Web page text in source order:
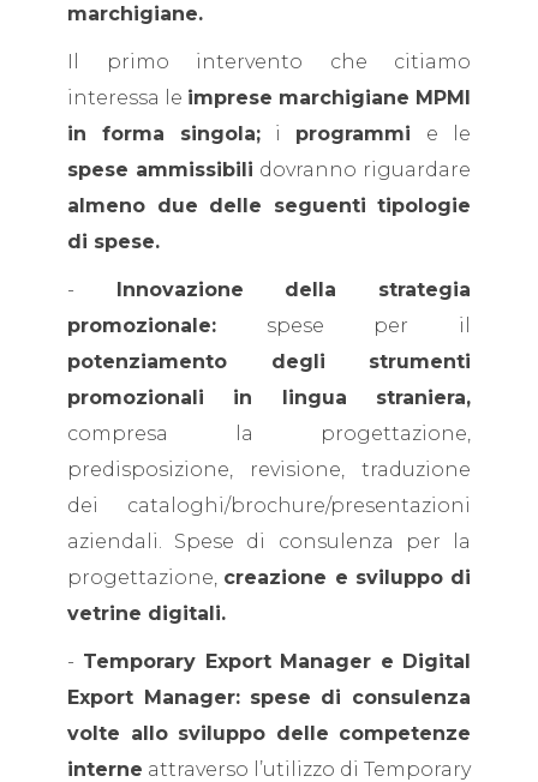
marchigiane.
Il primo intervento che citiamo
interessa le imprese marchigiane MPMI
in forma singola; i programmi e le
spese ammissibili dovranno riguardare
almeno due delle seguenti tipologie
di spese.
- Innovazione della strategia
promozionale: spese per il
potenziamento degli strumenti
promozionali in lingua straniera,
compresa la progettazione,
predisposizione, revisione, traduzione
dei cataloghi/brochure/presentazioni
aziendali. Spese di consulenza per la
progettazione, creazione e sviluppo di
vetrine digitali.
- Temporary Export Manager e Digital
Export Manager: spese di consulenza
volte allo sviluppo delle competenze
interne attraverso l’utilizzo di Temporary